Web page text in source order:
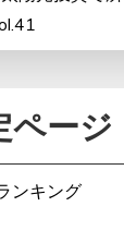
ページ
ンキング